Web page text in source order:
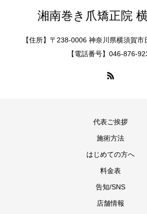
湘南巻き爪矯正院
【住所】〒238-0006 神奈川県横須賀市
【電話番号】046-876-
代表ご挨拶
施術方法
はじめての方へ
料金表
告知/SNS
店舗情報